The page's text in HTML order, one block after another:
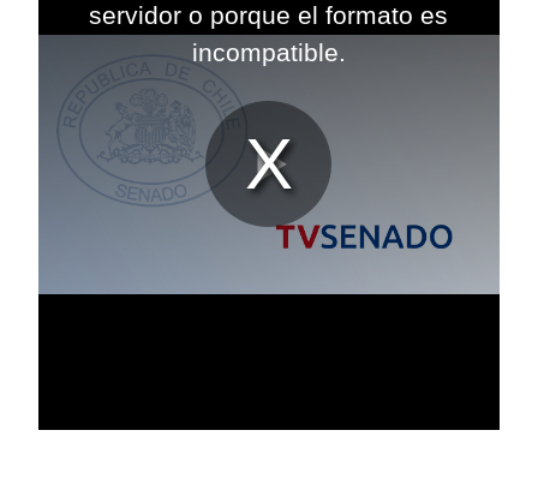
servidor o porque el formato es
incompatible.